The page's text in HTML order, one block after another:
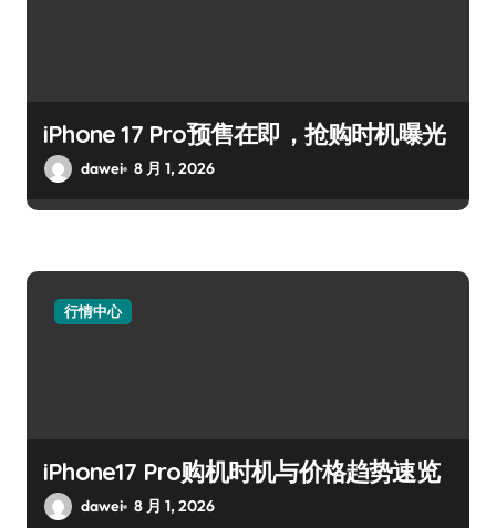
iPhone 17 Pro预售在即，抢购时机曝光
dawei 8 月 1, 2026
行情中心
iPhone17 Pro购机时机与价格趋势速览
dawei 8 月 1, 2026